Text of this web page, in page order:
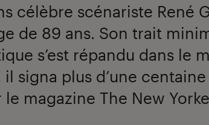
célèbre scénariste René
de 89 ans. Son trait
s’est répandu dans le
il signa plus d’une
le magazine The New